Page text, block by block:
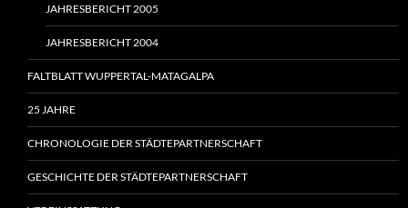
JAHRESBERICHT 2005
JAHRESBERICHT 2004
FALTBLATT WUPPERTAL-MATAGALPA
25 JAHRE
CHRONOLOGIE DER STÄDTEPARTNERSCHAFT
GESCHICHTE DER STÄDTEPARTNERSCHAFT